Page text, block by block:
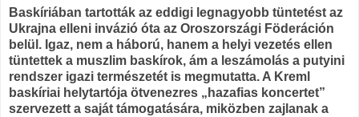
Baskíriában tartották az eddigi legnagyobb tüntetést az
Ukrajna elleni invázió óta az Oroszországi Föderáción
belül. Igaz, nem a háború, hanem a helyi vezetés ellen
tüntettek a muszlim baskírok, ám a leszámolás a putyini
rendszer igazi természetét is megmutatta. A Kreml
baskíriai helytartója ötvenezres „hazafias koncertet”
szervezett a saját támogatására, miközben zajlanak a